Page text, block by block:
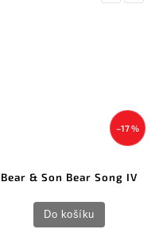
–17 %
Bear & Son Bear Song IV
Do košíku